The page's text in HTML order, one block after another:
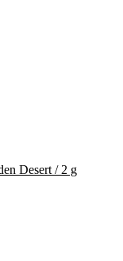
Desert / 2 g